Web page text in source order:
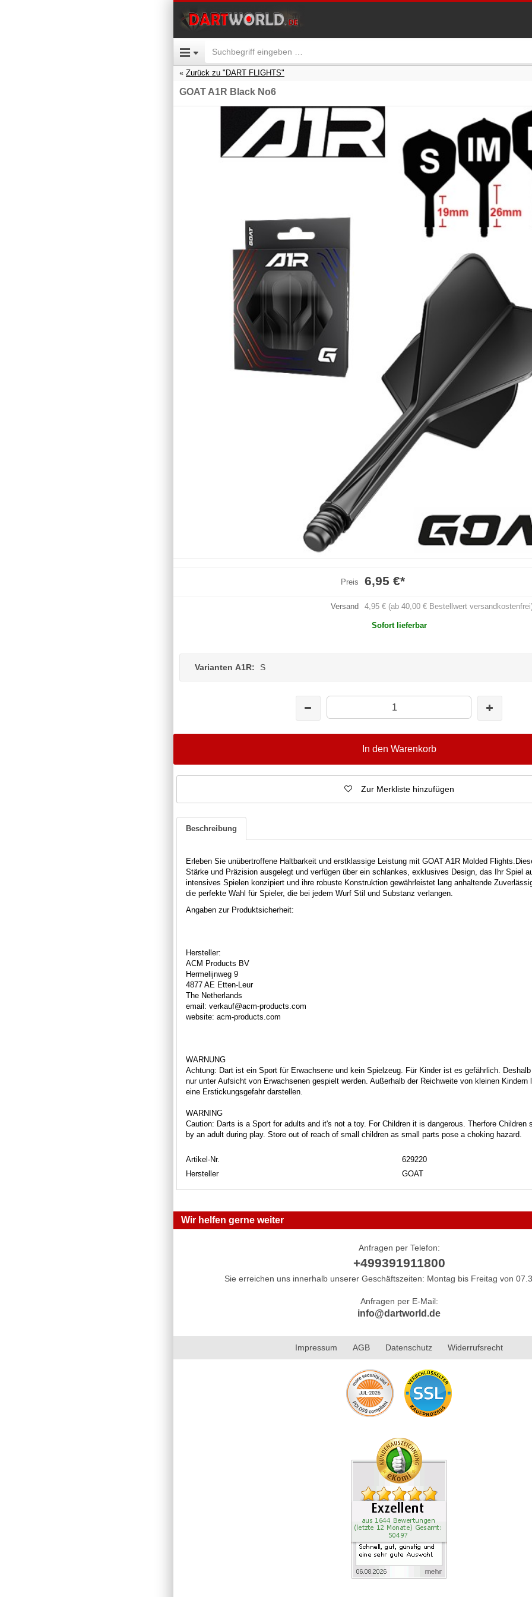
Zurück zu "DART FLIGHTS"
GOAT A1R Black No6
Preis 6,95 €*
Versand 4,95 € (ab 40,00 € Bestellwert
Sofort lieferbar
Varianten A1R: S
In den Warenkorb
Zur Merkliste hinzufügen
Beschreibung
Erleben Sie unübertroffene Haltbarkeit und erstklassige Leistung mit GOAT A1R Molded Flights.
Stärke und Präzision ausgelegt und verfügen über ein schlankes, exklusives Design, das Ihr Spiel
intensives Spielen konzipiert und ihre robuste Konstruktion gewährleistet lang anhaltende
die perfekte Wahl für Spieler, die bei jedem Wurf Stil und Substanz verlangen.
Angaben zur Produktsicherheit:
Hersteller:
ACM Products BV
Hermelijnweg 9
4877 AE Etten-Leur
The Netherlands
email: verkauf@acm-products.com
website: acm-products.com
WARNUNG
Achtung: Dart ist ein Sport für Erwachsene und kein Spielzeug. Für Kinder ist es gefährlich.
nur unter Aufsicht von Erwachsenen gespielt werden. Außerhalb der Reichweite von kleinen Kindern
eine Erstickungsgefahr darstellen.
WARNING
Caution: Darts is a Sport for adults and it's not a toy. For Children it is dangerous. Therfore Children
by an adult during play. Store out of reach of small children as small parts pose a choking hazard.
Artikel-Nr.
629220
Hersteller
GOAT
Wir helfen gerne weiter
Anfragen per Telefon:
+499391911800
Sie erreichen uns innerhalb unserer Geschäftszeiten: Montag bis Freitag von
Anfragen per E-Mail:
info@dartworld.de
Impressum AGB Datenschutz Widerrufsrecht